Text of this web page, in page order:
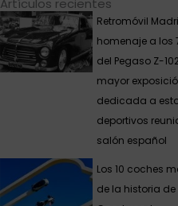
Artículos recientes
Retromóvil
homenaje a los
del Pegaso Z-
mayor
dedicada a
deportivos
salón español
Los 10 coches
de la historia de